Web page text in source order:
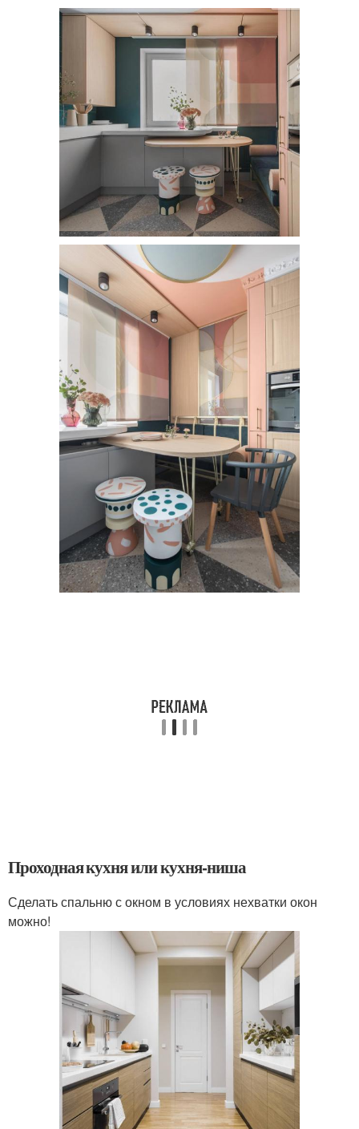
Проходная кухня или кухня-ниша
Сделать спальню с окном в условиях нехватки окон
можно!